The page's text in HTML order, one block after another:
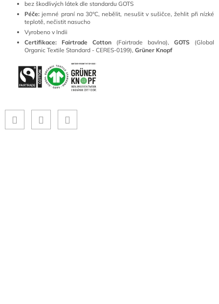
bez škodlivých látek dle standardu GOTS
Péče: jemné praní na 30°C, nebělit, nesušit v sušičce, žehlit při nízké
teplotě, nečistit nasucho
Vyrobeno v Indii
Certifikace: Fairtrade Cotton (Fairtrade bavlna), GOTS
(Global
Organic Textile Standard - CERES-0199), Grüner Knopf